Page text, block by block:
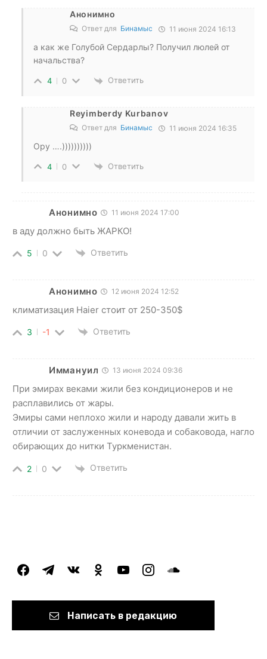
Анонимно
Ответ для Бинамыс 11 июня 2024 16:13
а как же Голубой Сердарлы? Получил люлей от
начальства?
4 0 Ответить
Reyimberdy Kurbanov
Ответ для Бинамыс 11 июня 2024 16:35
Ору ….))))))))))
4 0 Ответить
Анонимно 11 июня 2024 17:00
в аду должно быть ЖАРКО!
5 0 Ответить
Анонимно 12 июня 2024 12:52
климатизация Haier стоит от 250-350$
3 -1 Ответить
Иммануил 13 июня 2024 09:36
При эмирах веками жили без кондиционеров и не
расплавились от жары.
Эмиры сами неплохо жили и народу давали жить в
отличии от заслуженных коневода и собаковода, нагло
обирающих до нитки Туркменистан.
2 0 Ответить
facebooktelegramvkontakteodnoklassniki
youtubeinstagramsoundcloud
Написать в редакцию